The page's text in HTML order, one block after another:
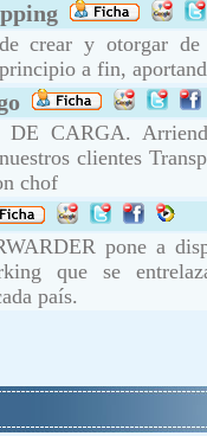
crear y otorgar de
a fin,
DE CARGA.
clientes
chof
pone a
que se
país.